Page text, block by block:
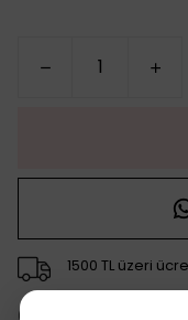
1500 TL üzeri